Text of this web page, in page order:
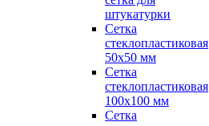
штукатурки
Сетка
стеклопластиковая
50x50 мм
Сетка
стеклопластиковая
100x100 мм
Сетка